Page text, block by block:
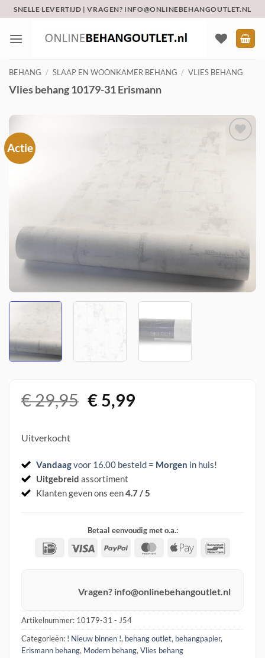
naar
inhoud
SNELLE LEVERTIJD | VRAGEN? INFO@ONLINEBEHANGOUTLET.NL
BEHANG / SLAAP EN WOONKAMER BEHANG / VLIES BEHANG
Vlies behang 10179-31 Erismann
Actie
€29,95 Oorspronkelijke
€5,99Huidige
Uitverkocht
Vandaagvoor 16.00 besteld = Morgen in huis!
Uitgebreid assortiment
Klanten geven ons een4.7 / 5
Betaal eenvoudig met o.a.:
IDeal Visa PayPal MasterCard
Apple
Vragen? info@onlinebehangoutlet.nl
Artikelnummer: 10179-31 - J54
Categorieën: ! Nieuw binnen !, behang outlet, behangpapier,
Erismann behang, Modern behang, Vlies behang